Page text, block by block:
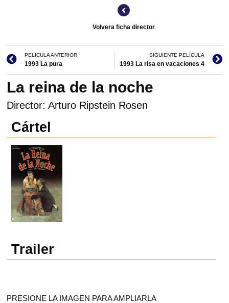
Volvera ficha director
PELICULA ANTERIOR
1993 La pura
SIGUIENTE PELÍCULA
1993 La risa en vacaciones 4
La reina de la noche
Director: Arturo Ripstein Rosen
Cártel
Trailer
PRESIONE LA IMAGEN PARA AMPLIARLA